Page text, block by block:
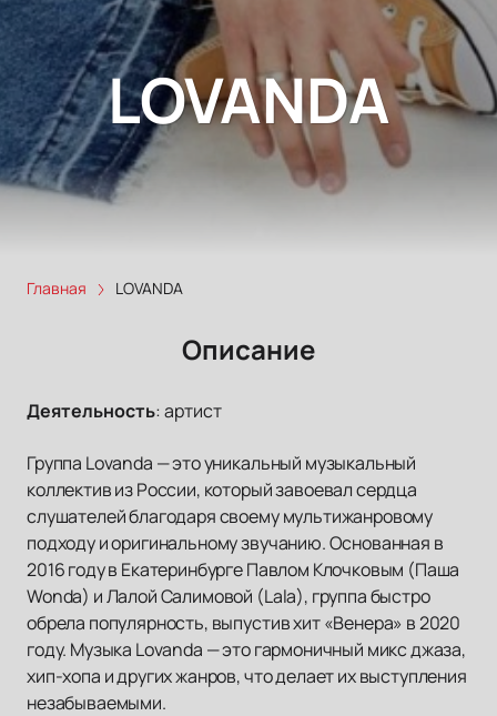
LOVANDA
Главная LOVANDA
Описание
Деятельность:артист
Группа Lovanda — это уникальный музыкальный
коллектив из России, который завоевал сердца
слушателей благодаря своему мультижанровому
подходу и оригинальному звучанию. Основанная в
2016 году в Екатеринбурге Павлом Клочковым (Паша
Wonda) и Лалой Салимовой (Lala), группа быстро
обрела популярность, выпустив хит «Венера» в 2020
году. Музыка Lovanda — это гармоничный микс джаза,
хип-хопа и других жанров, что делает их выступления
незабываемыми.